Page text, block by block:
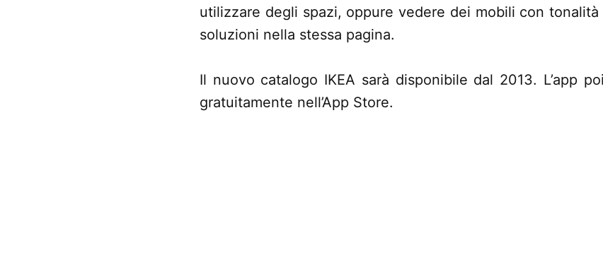
utilizzare degli spazi, oppure vedere dei mobili con
soluzioni nella stessa pagina.
Il nuovo catalogo IKEA sarà disponibile dal 2013. L’app
gratuitamente nell’App Store.